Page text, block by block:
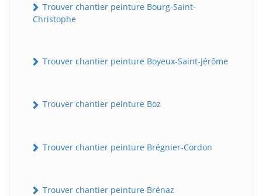
Trouver chantier peinture Bourg-Saint-
Christophe
Trouver chantier peinture Boyeux-Saint-Jérôme
Trouver chantier peinture Boz
Trouver chantier peinture Brégnier-Cordon
Trouver chantier peinture Brénaz